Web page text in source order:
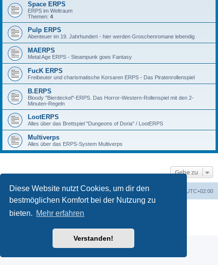
Diese Website nutzt Cookies, um dir den
bestmöglichen Komfort bei der Nutzung zu
bieten. Mehr erfahren
Verstanden!
Space ERPS
ERPS im Weltraum
Themen: 4
Pulp ERPS
Abenteuer im 19. Jahrhundert - hier werden Groschenromane lebendig
MAERPS
Metal Age ERPS - Steampunk goes Fantasy
FucK ERPS
Freibeuter und charismatische Korsaren ERPS - Das Piratenrollenspiel
B.ERPS
Bloody "Bierdeckel"-ERPS. Das Horror-Western-Rollenspiel mit den 2-
Minuten-Regeln
LootERPS
Alles über das Brettspiel "Dungeons of Doria" / LootERPS
Multiverps
Alles über das ERPS-System Multiverps
Gehe zu
erps.de Foren-Übersicht UTC+02:00
Deutsche Übersetzung durch